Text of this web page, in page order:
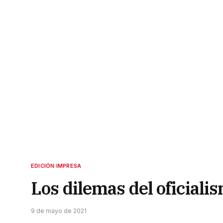
EDICIÓN IMPRESA
Los dilemas del
9 de mayo de 2021